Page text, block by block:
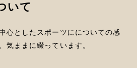
いて
心としたスポーツにについての感
気ままに綴っています。